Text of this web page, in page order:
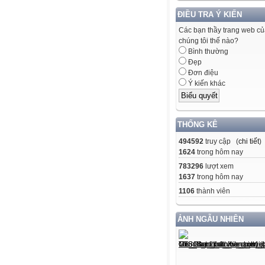
ĐIỀU TRA Ý KIẾN
Các bạn thầy trang web
chúng tôi thế nào?
Bình thường
Đẹp
Đơn điệu
Ý kiến khác
THỐNG KÊ
494592 truy cập (chi tiết)
1624 trong hôm nay
783296 lượt xem
1637 trong hôm nay
1106 thành viên
ẢNH NGẪU NHIÊN